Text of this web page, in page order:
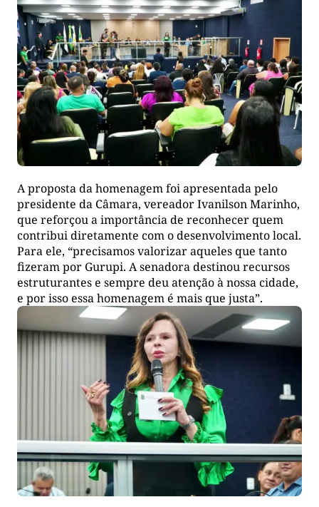
A proposta da homenagem foi apresentada pelo
presidente da Câmara, vereador Ivanilson Marinho,
que reforçou a importância de reconhecer quem
contribui diretamente com o desenvolvimento local.
Para ele, “precisamos valorizar aqueles que tanto
fizeram por Gurupi. A senadora destinou recursos
estruturantes e sempre deu atenção à nossa cidade,
e por isso essa homenagem é mais que justa”.